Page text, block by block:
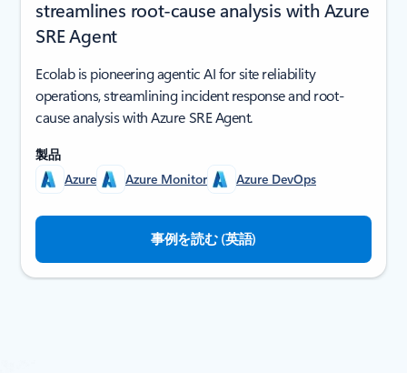
streamlines root-cause analysis with Azure
SRE Agent
Ecolab is pioneering agentic AI for site reliability
operations, streamlining incident response and root-
cause analysis with Azure SRE Agent.
製品
Azure
Azure Monitor Azure DevOps
事例を読む (英語)